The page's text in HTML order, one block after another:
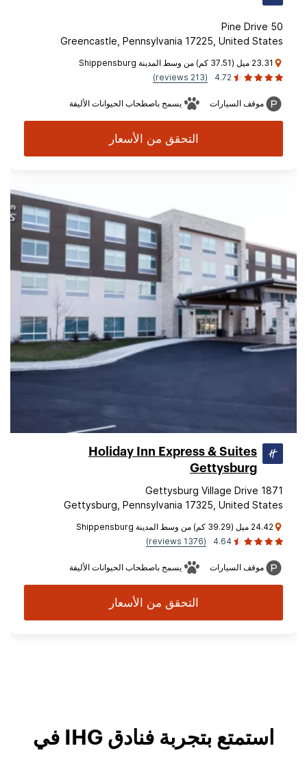
50 Pine Drive
Greencastle, Pennsylvania 17225, United States
23.31 ميل (37.51 كم) من وسط المدينة Shippensburg
4.72
(213 reviews)
موقف السيارات يسمح باصطحاب الحيوانات الأليفة
التحقق من الأسعار
Holiday Inn Express & Suites
Gettysburg
1871 Gettysburg Village Drive
Gettysburg, Pennsylvania 17325, United States
24.42 ميل (39.29 كم) من وسط المدينة Shippensburg
4.64
(1376 reviews)
موقف السيارات يسمح باصطحاب الحيوانات الأليفة
التحقق من الأسعار
استمتع بتجربة فنادق IHG في